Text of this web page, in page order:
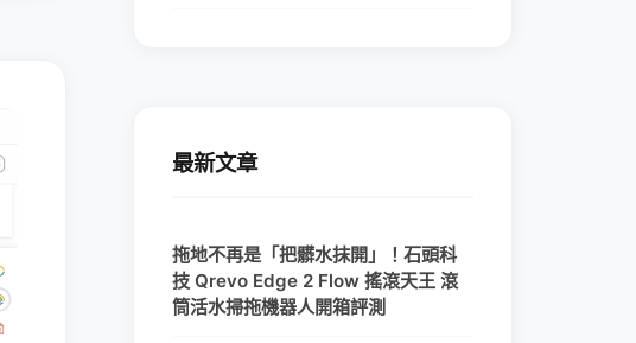
最新文章
拖地不再是「把髒水抹開」！石頭科
技 Qrevo Edge 2 Flow 搖滾天王 滾
筒活水掃拖機器人開箱評測